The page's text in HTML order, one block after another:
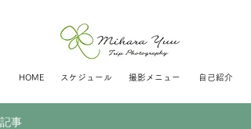
HOME スケジュール 撮影メニュー 自己紹介
記事